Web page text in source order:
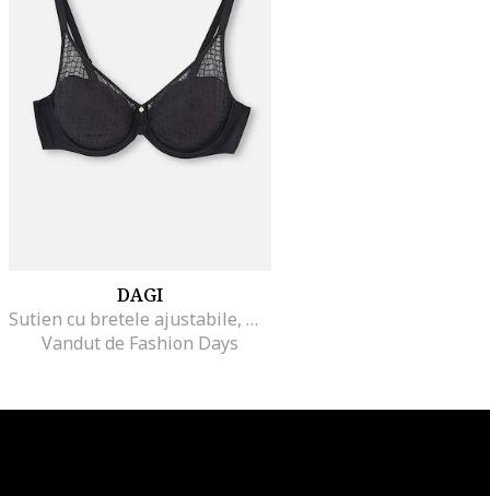
DAGI
Sutien cu bretele ajustabile, Negru
Vandut de Fashion Days